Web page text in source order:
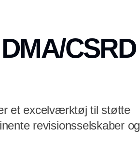
CSRD
et excelværktøj til støtte
revisionsselskaber og